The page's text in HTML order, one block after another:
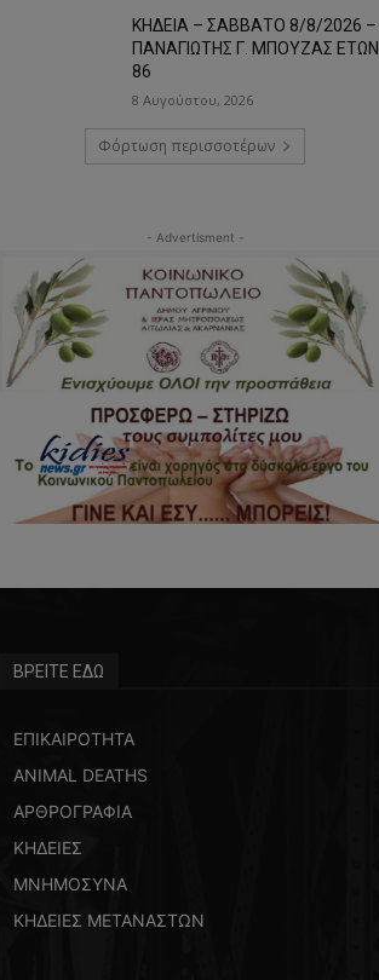
ΚΗΔΕΙΑ – ΣΑΒΒΑΤΟ 8/8/2026 –
ΠΑΝΑΓΙΩΤΗΣ Γ. ΜΠΟΥΖΑΣ ΕΤΩΝ
86
8 Αυγούστου, 2026
Φόρτωση περισσοτέρων
- Advertisment -
ΒΡΕΙΤΕ ΕΔΩ
ΕΠΙΚΑΙΡΟΤΗΤΑ
ANIMAL DEATHS
ΑΡΘΡΟΓΡΑΦΙΑ
ΚΗΔΕΙΕΣ
ΜΝΗΜΟΣΥΝΑ
ΚΗΔΕΙΕΣ ΜΕΤΑΝΑΣΤΩΝ